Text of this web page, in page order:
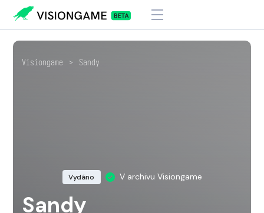
Visiongame > Sandy
Vydáno V archivu Visiongame
Sandy